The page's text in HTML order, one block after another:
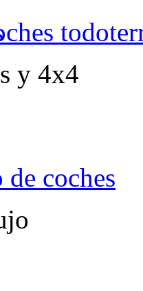
y 4x4
coches